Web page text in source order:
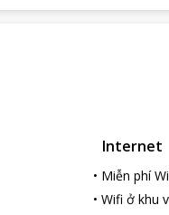
Internet
• Miễn phí
•Wifi ở khu